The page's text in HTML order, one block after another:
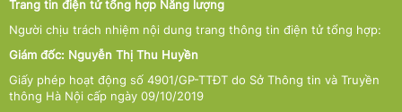
Trang tin điện tử tổng hợp Năng lượng
Người chịu trách nhiệm nội dung trang thông tin điện tử tổng hợp:
Giám đốc: Nguyễn Thị Thu Huyền
Giấy phép hoạt động số 4901/GP-TTĐT do Sở Thông tin và Truyền
thông Hà Nội cấp ngày 09/10/2019